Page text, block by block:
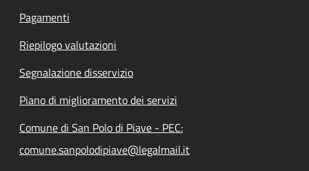
Pagamenti
Riepilogo valutazioni
Segnalazione disservizio
Piano di miglioramento dei servizi
Comune di San Polo di Piave - PEC:
comune.sanpolodipiave@legalmail.it